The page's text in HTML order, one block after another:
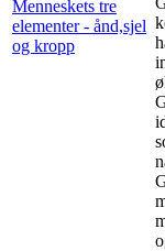
Menneskets tre
elementer - ånd,sjel
og kropp